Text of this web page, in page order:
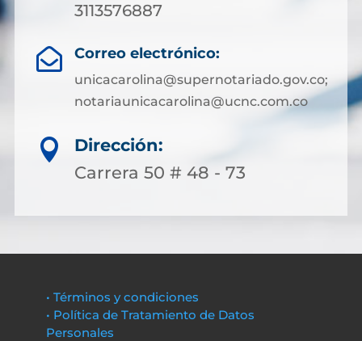
3113576887
 Correo electrónico:
unicacarolina@supernotariado.gov.co;
notariaunicacarolina@ucnc.com.co

Dirección:
Carrera 50 # 48 - 73
• Términos y condiciones
• Política de Tratamiento de Datos
Personales